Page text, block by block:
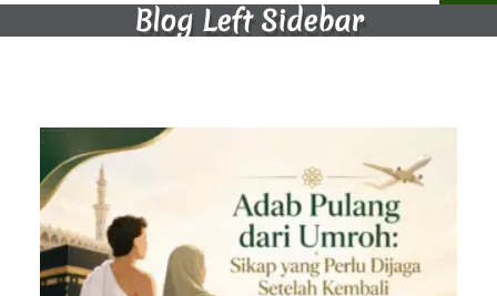
Blog Left Sidebar